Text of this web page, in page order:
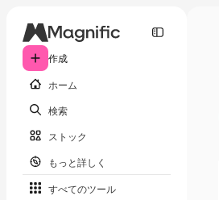
作成
ホーム
検索
ストック
もっと詳しく
すべてのツール